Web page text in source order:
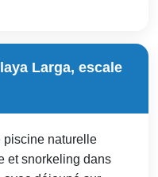
Larga, escale
piscine naturelle
et snorkeling dans